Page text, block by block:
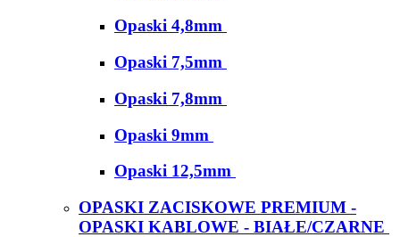
Opaski 4,8mm
Opaski 7,5mm
Opaski 7,8mm
Opaski 9mm
Opaski 12,5mm
OPASKI ZACISKOWE PREMIUM -
OPASKI KABLOWE - BIAŁE/CZARNE